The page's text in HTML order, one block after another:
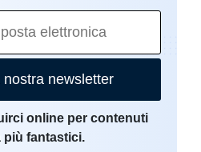
nostra newsletter
online per contenuti
più fantastici.